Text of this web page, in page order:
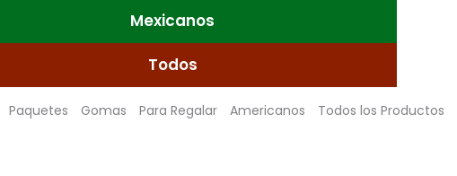
Mexicanos
Todos
Paquetes Gomas Para Regalar Americanos Todos los Productos